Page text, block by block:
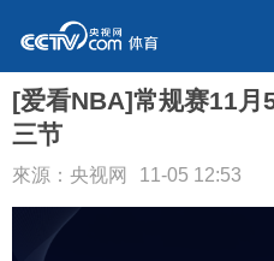
[爱看NBA]常规赛11月
三节
來源：央视网 11-05 12:53